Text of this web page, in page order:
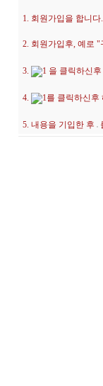
1. 회원가입을 합니다.
2. 회원가입후, 예로
3. 을 클릭하신
4. 를 클릭하신후
5. 내용을 기입한 후